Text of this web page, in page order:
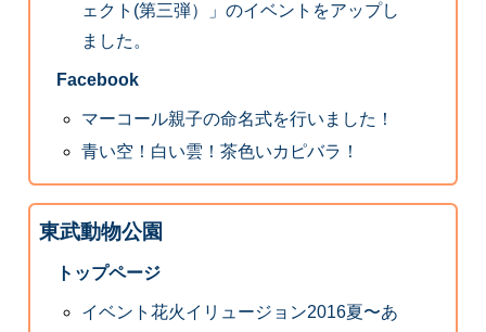
ェクト(第三弾）」のイベントをアップし
ました。
Facebook
マーコール親子の命名式を行いました！
青い空！白い雲！茶色いカピバラ！
東武動物公園
トップページ
イベント花火イリュージョン2016夏〜あ